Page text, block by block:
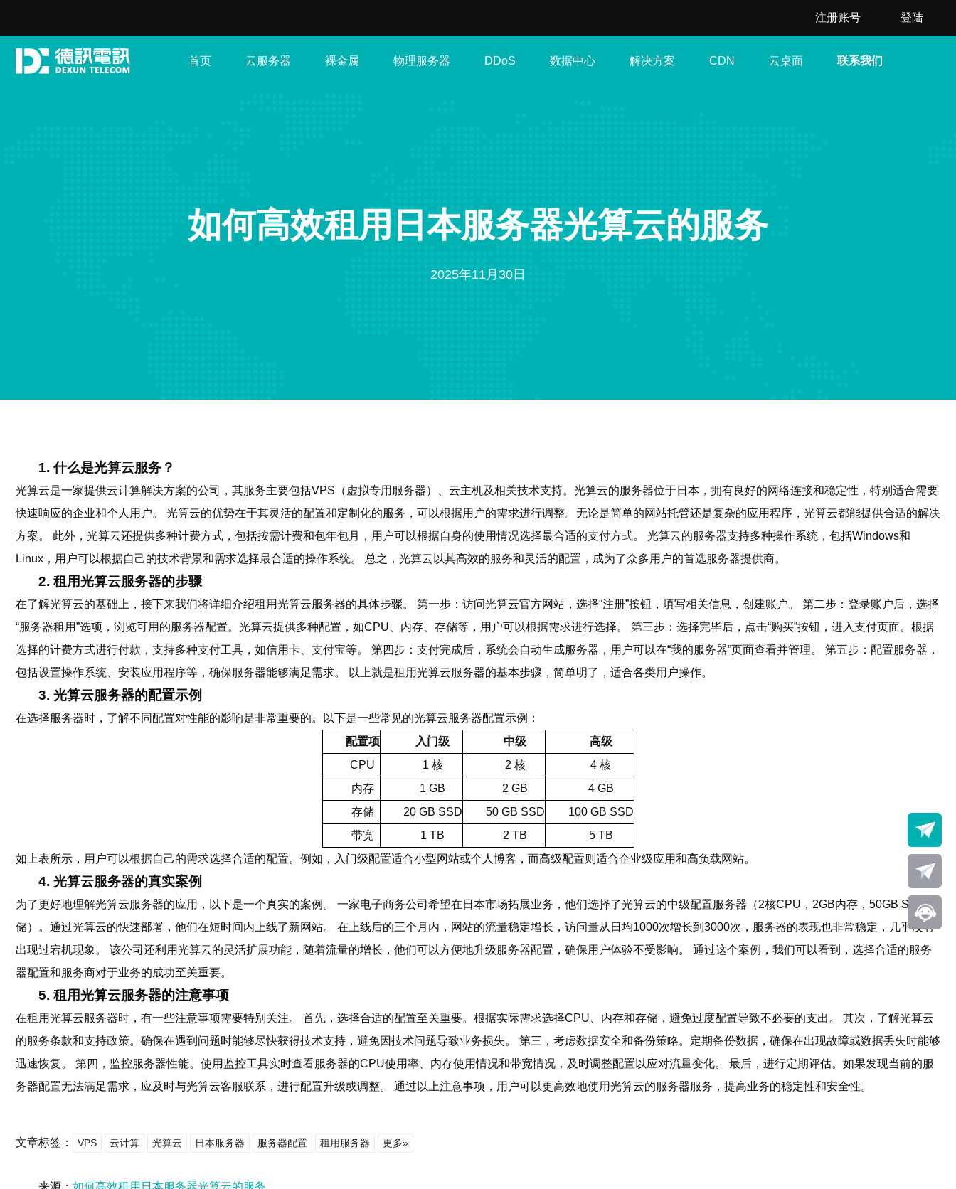
注册账号 登陆
首页 云服务器 裸金属 物理服务器 DDoS 数据中心 解决方案 CDN 云桌面 联系我们
如何高效租用日本服务器光算云的服务
2025年11月30日
1. 什么是光算云服务？
光算云是一家提供云计算解决方案的公司，其服务主要包括VPS（虚拟专用服务器）、云主机及相关技术支持。光算云的服务器位于日本，拥有良好的网络连接和稳定性，特别适合需要
快速响应的企业和个人用户。 光算云的优势在于其灵活的配置和定制化的服务，可以根据用户的需求进行调整。无论是简单的网站托管还是复杂的应用程序，光算云都能提供合适的解决
方案。 此外，光算云还提供多种计费方式，包括按需计费和包年包月，用户可以根据自身的使用情况选择最合适的支付方式。 光算云的服务器支持多种操作系统，包括Windows和
Linux，用户可以根据自己的技术背景和需求选择最合适的操作系统。 总之，光算云以其高效的服务和灵活的配置，成为了众多用户的首选服务器提供商。
2. 租用光算云服务器的步骤
在了解光算云的基础上，接下来我们将详细介绍租用光算云服务器的具体步骤。 第一步：访问光算云官方网站，选择“注册”按钮，填写相关信息，创建账户。 第二步：登录账户后，选择
“服务器租用”选项，浏览可用的服务器配置。光算云提供多种配置，如CPU、内存、存储等，用户可以根据需求进行选择。 第三步：选择完毕后，点击“购买”按钮，进入支付页面。根据
选择的计费方式进行付款，支持多种支付工具，如信用卡、支付宝等。 第四步：支付完成后，系统会自动生成服务器，用户可以在“我的服务器”页面查看并管理。 第五步：配置服务器，
包括设置操作系统、安装应用程序等，确保服务器能够满足需求。 以上就是租用光算云服务器的基本步骤，简单明了，适合各类用户操作。
3. 光算云服务器的配置示例
在选择服务器时，了解不同配置对性能的影响是非常重要的。以下是一些常见的光算云服务器配置示例：
配置项
入门级 中级
高级
CPU
1 核 2 核
4 核
内存
1 GB 2 GB
4 GB
存储
20 GB SSD 50 GB SSD
100 GB SSD
带宽
1 TB 2 TB
5 TB
如上表所示，用户可以根据自己的需求选择合适的配置。例如，入门级配置适合小型网站或个人博客，而高级配置则适合企业级应用和高负载网站。
4. 光算云服务器的真实案例
为了更好地理解光算云服务器的应用，以下是一个真实的案例。 一家电子商务公司希望在日本市场拓展业务，他们选择了光算云的中级配置服务器（2核CPU，2GB内存，50GB SSD存
储）。通过光算云的快速部署，他们在短时间内上线了新网站。 在上线后的三个月内，网站的流量稳定增长，访问量从日均1000次增长到3000次，服务器的表现也非常稳定，几乎没有
出现过宕机现象。 该公司还利用光算云的灵活扩展功能，随着流量的增长，他们可以方便地升级服务器配置，确保用户体验不受影响。 通过这个案例，我们可以看到，选择合适的服务
器配置和服务商对于业务的成功至关重要。
5. 租用光算云服务器的注意事项
在租用光算云服务器时，有一些注意事项需要特别关注。 首先，选择合适的配置至关重要。根据实际需求选择CPU、内存和存储，避免过度配置导致不必要的支出。 其次，了解光算云
的服务条款和支持政策。确保在遇到问题时能够尽快获得技术支持，避免因技术问题导致业务损失。 第三，考虑数据安全和备份策略。定期备份数据，确保在出现故障或数据丢失时能够
迅速恢复。 第四，监控服务器性能。使用监控工具实时查看服务器的CPU使用率、内存使用情况和带宽情况，及时调整配置以应对流量变化。 最后，进行定期评估。如果发现当前的服
务器配置无法满足需求，应及时与光算云客服联系，进行配置升级或调整。 通过以上注意事项，用户可以更高效地使用光算云的服务器服务，提高业务的稳定性和安全性。
文章标签： VPS 云计算 光算云 日本服务器 服务器配置 租用服务器 更多»
来源： 如何高效租用日本服务器光算云的服务